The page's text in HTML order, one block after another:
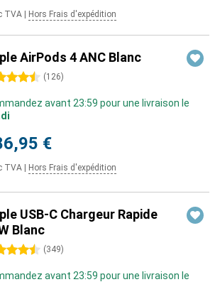
TVA Hors Frais d'expédition
AirPods 4 ANC Blanc
(126)
avant 23:59 pour une livraison le
€
TVA Hors Frais d'expédition
USB-C Chargeur Rapide
Blanc
(349)
avant 23:59 pour une livraison le